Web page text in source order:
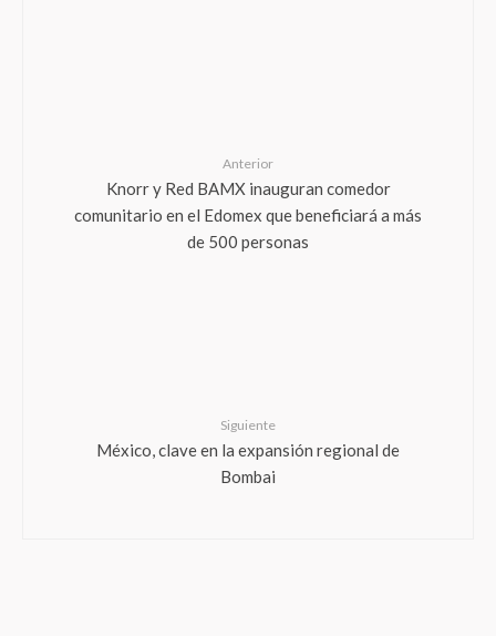
Anterior
Knorr y Red BAMX inauguran comedor
comunitario en el Edomex que beneficiará a más
de 500 personas
Siguiente
México, clave en la expansión regional de
Bombai